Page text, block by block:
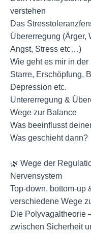
verstehen
Das
Übererregung (Ärger,
Angst, Stress etc…)
Wie geht es mir in
Starre, Erschöpfung,
Depression etc.
Untererregung &
Wege zur Balance
Was beeinflusst
Was geschieht dann?
🌿 Wege der
Nervensystem
Top-down, bottom-up
verschiedene Wege
Die Polyvagaltheorie
zwischen Sicherheit